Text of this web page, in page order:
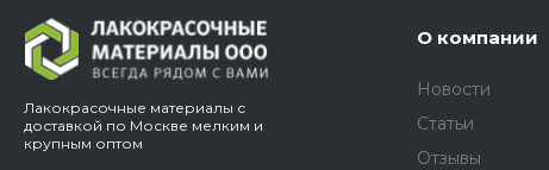
Лакокрасочные материалы с
доставкой по Москве мелким и
крупным оптом
О компании
Новости
Статьи
Отзывы